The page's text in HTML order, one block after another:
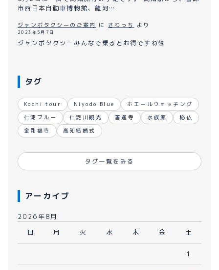
市西日本自動車博物館、龍河…
ジャンボタクシーのご案内 に さわっち より
2023年5月7日
ジャンボタクシーみんなで乗るとお得ですね🉐
タグ
Kochi tour Niyodo Blue
ホエールウォッチング
仁淀ブルー
仁淀川観光 善通寺 水族館
秘仏
金剛福寺
高知結婚式
タグ一覧をみる
アーカイブ
2026年8月
日
月 火 水 木 金 土
1